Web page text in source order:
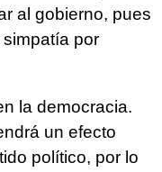
al gobierno, pues
por
la democracia.
un efecto
político, por lo